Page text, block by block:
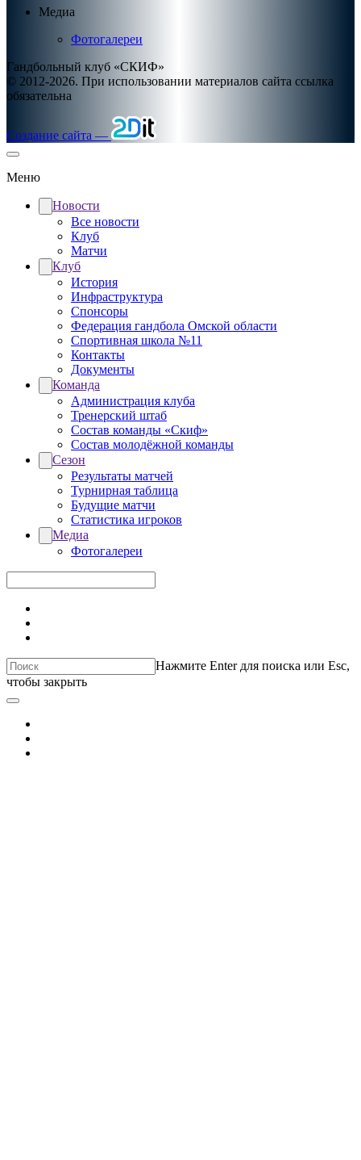
Медиа
Фотогалереи
Гандбольный клуб «СКИФ»
© 2012-2026. При использовании материалов сайта ссылка
обязательна
Создание сайта —
Меню
Новости
Все новости
Клуб
Матчи
Клуб
История
Инфраструктура
Спонсоры
Федерация гандбола Омской области
Спортивная школа №11
Контакты
Документы
Команда
Администрация клуба
Тренерский штаб
Состав команды «Скиф»
Состав молодёжной команды
Сезон
Результаты матчей
Турнирная таблица
Будущие матчи
Статистика игроков
Медиа
Фотогалереи
Нажмите Enter для поиска или Esc,
чтобы закрыть